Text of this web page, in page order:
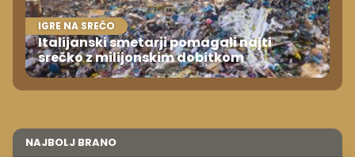
IGRE NA SREČO
Italijanski smetarji pomagali najti
srečko z milijonskim dobitkom
NAJBOLJ BRANO